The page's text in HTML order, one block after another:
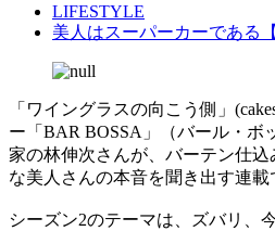
LIFESTYLE
美人はスーパーカーである
「ワイングラスの向こう側」
ー「BAR BOSSA」（バール・ボ
家の林伸次さんが、バーテン仕込
な美人さんの本音を聞き出す連載
シーズン2のテーマは、ズバリ、